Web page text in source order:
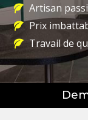
Artisan
Prix
Travail de